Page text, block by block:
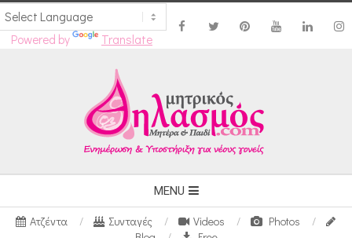
Powered by Translate
Navigation
Menu
MENU
Ατζέντα Συνταγές Videos
Photos